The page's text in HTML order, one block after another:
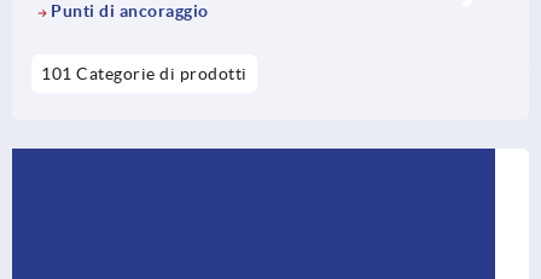
Punti di ancoraggio
101 Categorie di prodotti